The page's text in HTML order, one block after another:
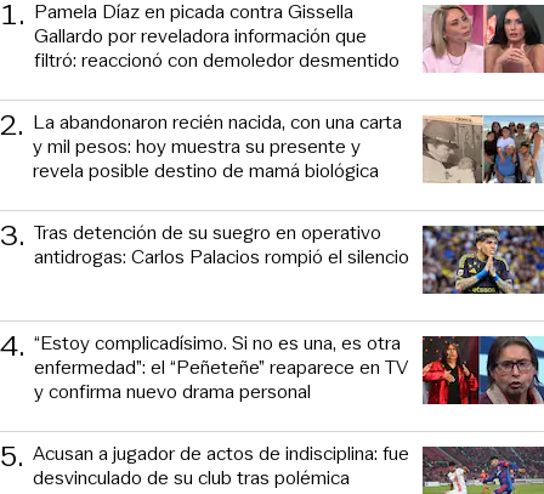
1. Pamela Díaz en picada contra Gissella
Gallardo por reveladora información que
filtró: reaccionó con demoledor desmentido
2. La abandonaron recién nacida, con una carta
y mil pesos: hoy muestra su presente y
revela posible destino de mamá biológica
3. Tras detención de su suegro en operativo
antidrogas: Carlos Palacios rompió el silencio
4. “Estoy complicadísimo. Si no es una, es otra
enfermedad”: el “Peñeteñe” reaparece en TV
y confirma nuevo drama personal
5. Acusan a jugador de actos de indisciplina: fue
desvinculado de su club tras polémica